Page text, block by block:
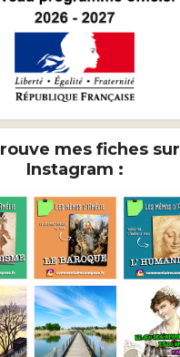
mes fiches sur
Instagram :